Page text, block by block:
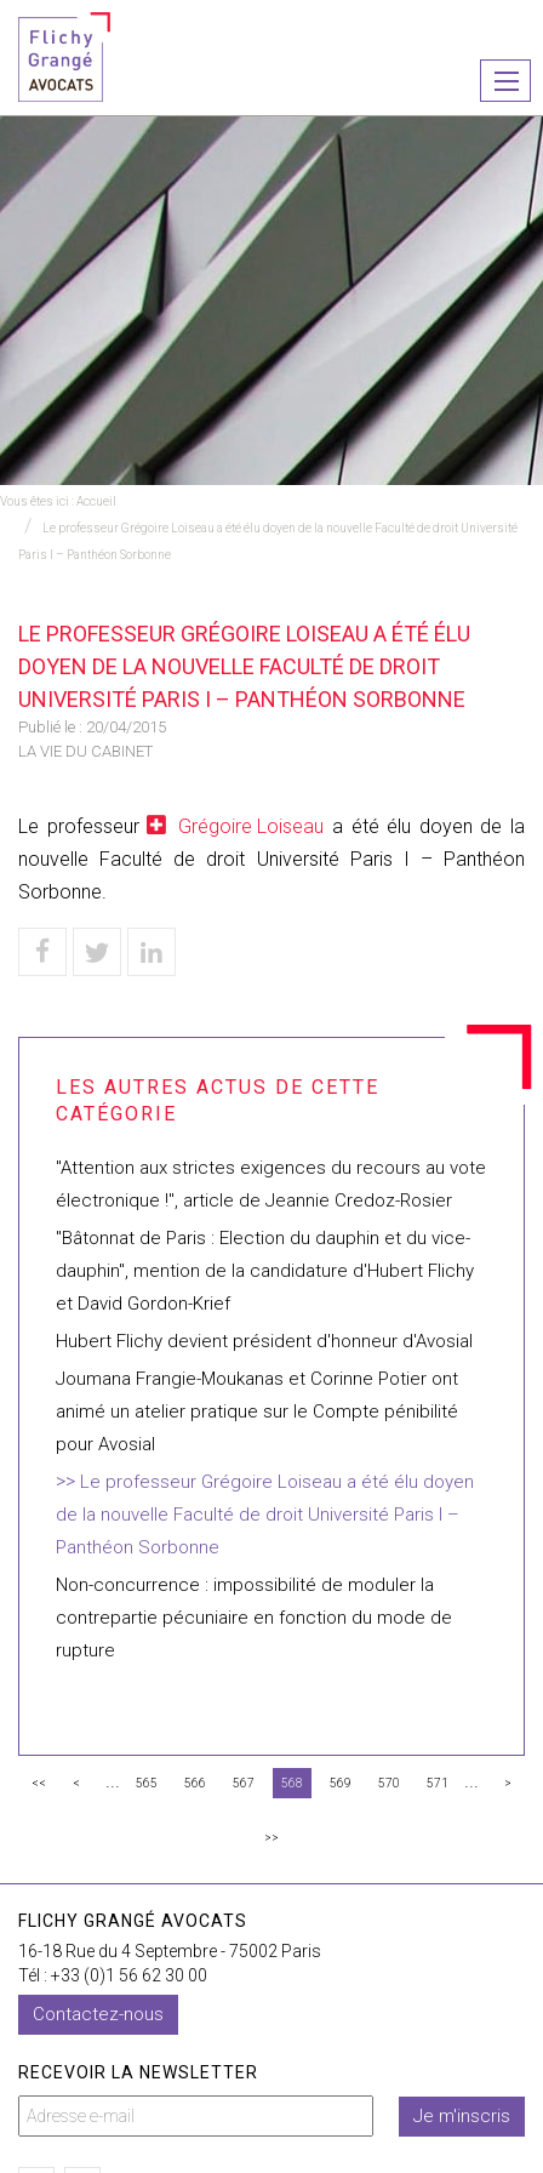
le
Vous êtes ici :Accueil
Le professeur Grégoire Loiseau a été élu doyen de la nouvelle Faculté de droit Université
Paris I – Panthéon Sorbonne
LE PROFESSEUR GRÉGOIRE LOISEAU A ÉTÉ ÉLU
DOYEN DE LA NOUVELLE FACULTÉ DE DROIT
UNIVERSITÉ PARIS I – PANTHÉON SORBONNE
Publié le : 20/04/2015
LA VIE DU CABINET
Le professeur Grégoire Loiseau a été élu doyen de la
nouvelle Faculté de droit Université Paris I – Panthéon
Sorbonne.
"Attention aux strictes exigences du recours au vote
électronique !", article de Jeannie Credoz-Rosier
"Bâtonnat de Paris : Election du dauphin et du vice-
dauphin", mention de la candidature d'Hubert Flichy
et David Gordon-Krief
Hubert Flichy devient président d'honneur d'Avosial
Joumana Frangie-Moukanas et Corinne Potier ont
animé un atelier pratique sur le Compte pénibilité
pour Avosial
Le professeur Grégoire Loiseau a été élu doyen
de la nouvelle Faculté de droit Université Paris I –
Panthéon Sorbonne
Non-concurrence : impossibilité de moduler la
contrepartie pécuniaire en fonction du mode de
rupture
<< < ... 565 566 567 568 569 570 571 ... >
>>
FLICHY GRANGÉ AVOCATS
16-18 Rue du 4 Septembre - 75002 Paris
Tél : +33 (0)1 56 62 30 00
Contactez-nous
RECEVOIR LA NEWSLETTER
Je m'inscris